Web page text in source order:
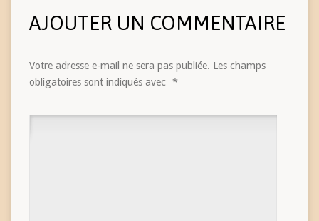
AJOUTER UN COMMENTAIRE
Votre adresse e-mail ne sera pas publiée. Les champs
obligatoires sont indiqués avec *